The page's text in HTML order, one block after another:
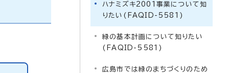
ハナミズキ2001事業について知
りたい(FAQID-5581)
緑の基本計画について知りたい
(FAQID-5581)
広島市では緑のまちづくりのため